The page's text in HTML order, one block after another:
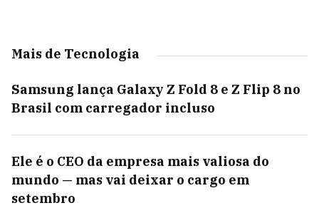
Mais de Tecnologia
Samsung lança Galaxy Z Fold 8 e Z Flip 8 no
Brasil com carregador incluso
Ele é o CEO da empresa mais valiosa do
mundo — mas vai deixar o cargo em
setembro